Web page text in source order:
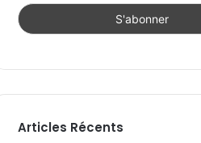
Articles Récents